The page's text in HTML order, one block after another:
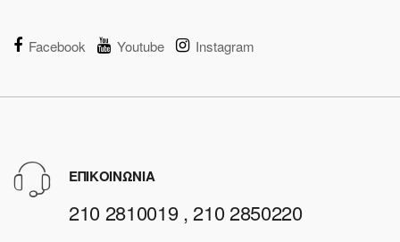
Facebook Youtube Instagram
ΕΠΙΚΟΙΝΩΝΙΑ
210 2810019 , 210 2850220